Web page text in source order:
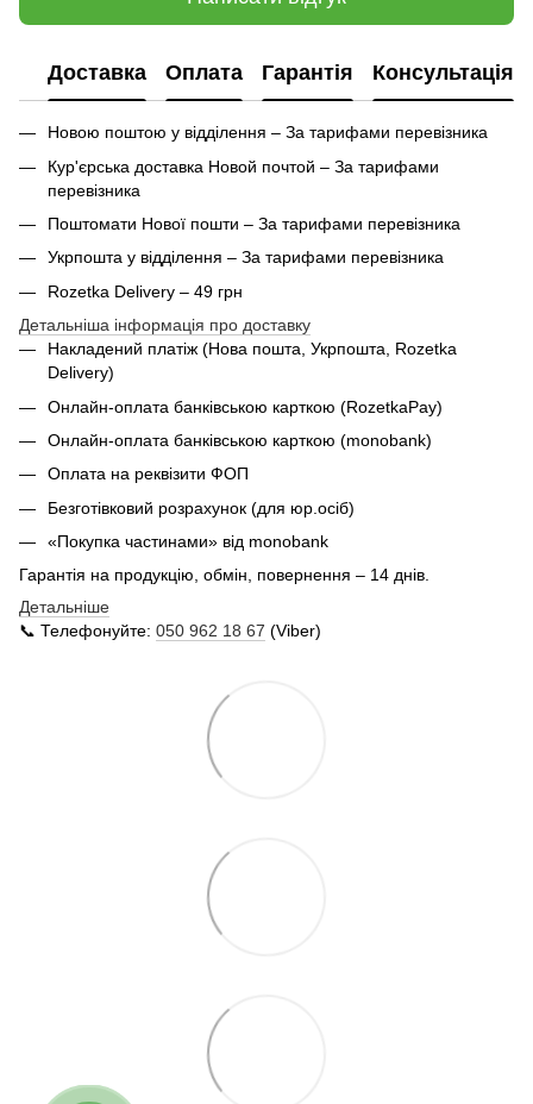
Доставка Оплата Гарантія Консультація
Новою поштою у відділення – За тарифами перевізника
Кур'єрська доставка Новой почтой – За тарифами
перевізника
Поштомати Нової пошти – За тарифами перевізника
Укрпошта у відділення – За тарифами перевізника
Rozetka Delivery – 49 грн
Детальніша інформація про доставку
Накладений платіж (Нова пошта, Укрпошта, Rozetka
Delivery)
Онлайн-оплата банківською карткою (RozetkaPay)
Онлайн-оплата банківською карткою (monobank)
Оплата на реквізити ФОП
Безготівковий розрахунок (для юр.осіб)
«Покупка частинами» від monobank
Гарантія на продукцію, обмін, повернення – 14 днів.
Детальніше
📞 Телефонуйте: 050 962 18 67 (Viber)